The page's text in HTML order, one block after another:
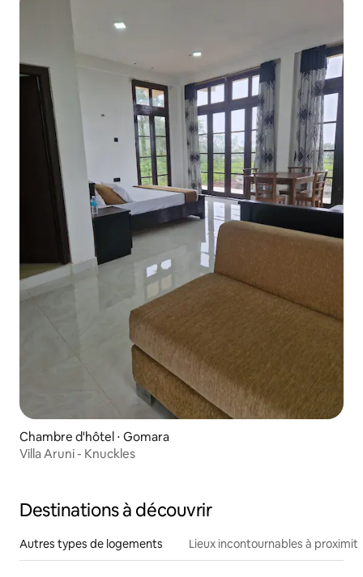
Chambre d'hôtel ⋅ Gomara
Villa Aruni - Knuckles
Destinations à découvrir
Autres types de logements Lieux incontournables à